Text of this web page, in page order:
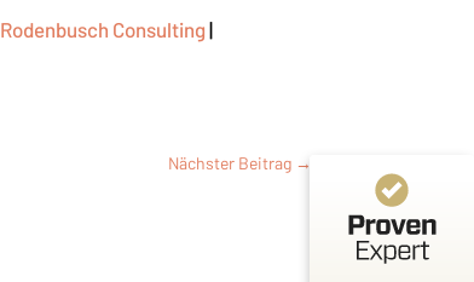
Rodenbusch Consulting |
Nächster Beitrag→
Kundenbewertungen und Erfahrungen zu